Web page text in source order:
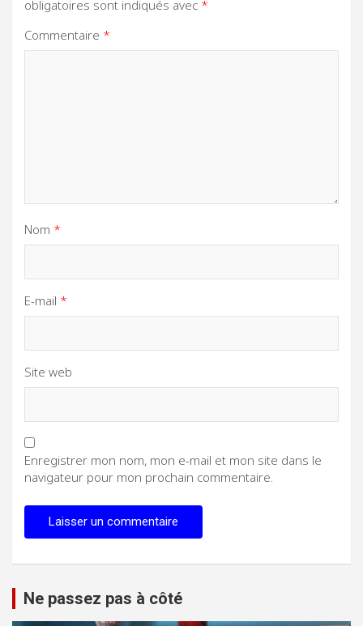
obligatoires sont indiqués avec *
Commentaire *
Nom *
E-mail *
Site web
Enregistrer mon nom, mon e-mail et mon site dans le
navigateur pour mon prochain commentaire.
Ne passez pas à côté